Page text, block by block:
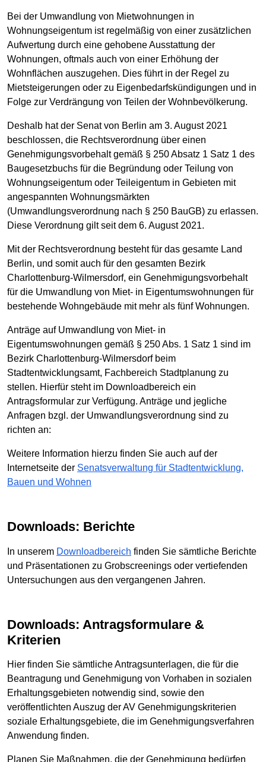
Bei der Umwandlung von Mietwohnungen in
Wohnungseigentum ist regelmäßig von einer zusätzlichen
Aufwertung durch eine gehobene Ausstattung der
Wohnungen, oftmals auch von einer Erhöhung der
Wohnflächen auszugehen. Dies führt in der Regel zu
Mietsteigerungen oder zu Eigenbedarfskündigungen und in
Folge zur Verdrängung von Teilen der Wohnbevölkerung.
Deshalb hat der Senat von Berlin am 3. August 2021
beschlossen, die Rechtsverordnung über einen
Genehmigungsvorbehalt gemäß § 250 Absatz 1 Satz 1 des
Baugesetzbuchs für die Begründung oder Teilung von
Wohnungseigentum oder Teileigentum in Gebieten mit
angespannten Wohnungsmärkten
(Umwandlungsverordnung nach § 250 BauGB) zu erlassen.
Diese Verordnung gilt seit dem 6. August 2021.
Mit der Rechtsverordnung besteht für das gesamte Land
Berlin, und somit auch für den gesamten Bezirk
Charlottenburg-Wilmersdorf, ein Genehmigungsvorbehalt
für die Umwandlung von Miet- in Eigentumswohnungen für
bestehende Wohngebäude mit mehr als fünf Wohnungen.
Anträge auf Umwandlung von Miet- in
Eigentumswohnungen gemäß § 250 Abs. 1 Satz 1 sind im
Bezirk Charlottenburg-Wilmersdorf beim
Stadtentwicklungsamt, Fachbereich Stadtplanung zu
stellen. Hierfür steht im Downloadbereich ein
Antragsformular zur Verfügung. Anträge und jegliche
Anfragen bzgl. der Umwandlungsverordnung sind zu
richten an:
Weitere Information hierzu finden Sie auch auf der
Internetseite der Senatsverwaltung für Stadtentwicklung,
Bauen und Wohnen
Downloads: Berichte
In unserem Downloadbereich finden Sie sämtliche Berichte
und Präsentationen zu Grobscreenings oder vertiefenden
Untersuchungen aus den vergangenen Jahren.
Downloads: Antragsformulare &
Kriterien
Hier finden Sie sämtliche Antragsunterlagen, die für die
Beantragung und Genehmigung von Vorhaben in sozialen
Erhaltungsgebieten notwendig sind, sowie den
veröffentlichten Auszug der AV Genehmigungskriterien
soziale Erhaltungsgebiete, die im Genehmigungsverfahren
Anwendung finden.
Planen Sie Maßnahmen, die der Genehmigung bedürfen